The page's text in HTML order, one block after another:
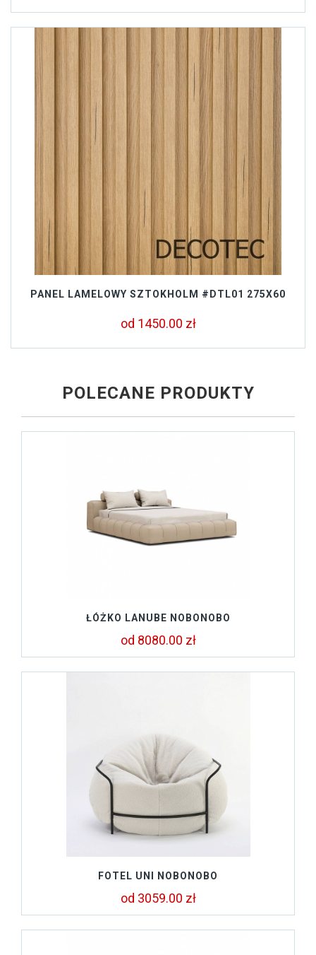
PANEL LAMELOWY SZTOKHOLM #DTL01 275X60
od 1450.00 zł
POLECANE PRODUKTY
ŁÓŻKO LANUBE NOBONOBO
od 8080.00 zł
FOTEL UNI NOBONOBO
od 3059.00 zł